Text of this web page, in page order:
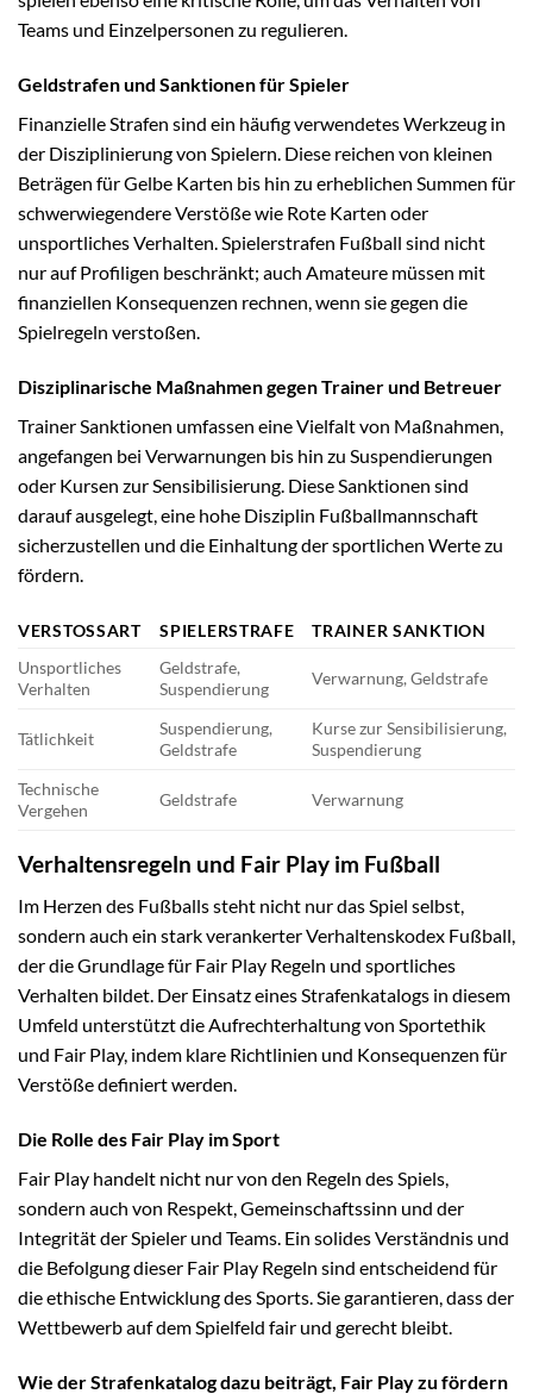
Teams und Einzelpersonen zu regulieren.
Geldstrafen und Sanktionen für Spieler
Finanzielle Strafen sind ein häufig verwendetes Werkzeug in
der Disziplinierung von Spielern. Diese reichen von kleinen
Beträgen für Gelbe Karten bis hin zu erheblichen Summen für
schwerwiegendere Verstöße wie Rote Karten oder
unsportliches Verhalten. Spielerstrafen Fußball sind nicht
nur auf Profiligen beschränkt; auch Amateure müssen mit
finanziellen Konsequenzen rechnen, wenn sie gegen die
Spielregeln verstoßen.
Disziplinarische Maßnahmen gegen Trainer und Betreuer
Trainer Sanktionen umfassen eine Vielfalt von Maßnahmen,
angefangen bei Verwarnungen bis hin zu Suspendierungen
oder Kursen zur Sensibilisierung. Diese Sanktionen sind
darauf ausgelegt, eine hohe Disziplin Fußballmannschaft
sicherzustellen und die Einhaltung der sportlichen Werte zu
fördern.
VERSTOSSART SPIELERSTRAFE
TRAINER SANKTION
Unsportliches
Verhalten
Geldstrafe,
Suspendierung
Verwarnung, Geldstrafe
Tätlichkeit
Suspendierung,
Geldstrafe
Kurse zur Sensibilisierung,
Suspendierung
Technische
Vergehen
Geldstrafe Verwarnung
Verhaltensregeln und Fair Play im Fußball
Im Herzen des Fußballs steht nicht nur das Spiel selbst,
sondern auch ein stark verankerter Verhaltenskodex Fußball,
der die Grundlage für Fair Play Regeln und sportliches
Verhalten bildet. Der Einsatz eines Strafenkatalogs in diesem
Umfeld unterstützt die Aufrechterhaltung von Sportethik
und Fair Play, indem klare Richtlinien und Konsequenzen für
Verstöße definiert werden.
Die Rolle des Fair Play im Sport
Fair Play handelt nicht nur von den Regeln des Spiels,
sondern auch von Respekt, Gemeinschaftssinn und der
Integrität der Spieler und Teams. Ein solides Verständnis und
die Befolgung dieser Fair Play Regeln sind entscheidend für
die ethische Entwicklung des Sports. Sie garantieren, dass der
Wettbewerb auf dem Spielfeld fair und gerecht bleibt.
Wie der Strafenkatalog dazu beiträgt, Fair Play zu fördern